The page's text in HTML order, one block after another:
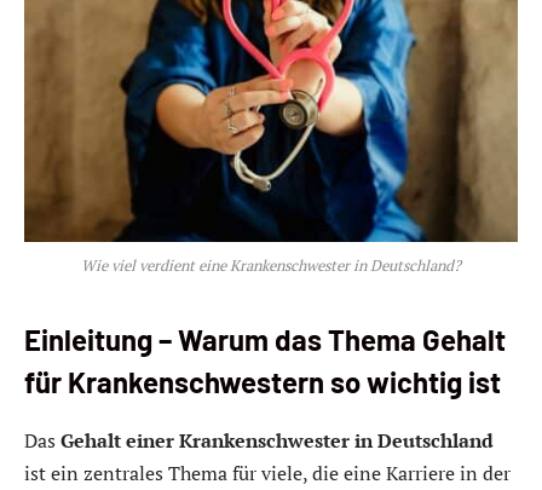
Wie viel verdient eine Krankenschwester in Deutschland?
Einleitung – Warum das Thema Gehalt
für Krankenschwestern so wichtig ist
Das Gehalt einer Krankenschwester in Deutschland
ist ein zentrales Thema für viele, die eine Karriere in der